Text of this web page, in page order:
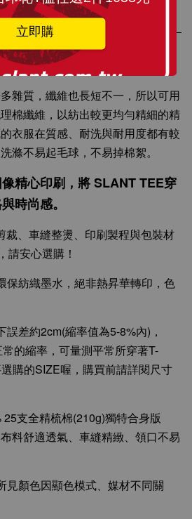
立即購
短袖T恤 百搭T恤 潮牌品質
亞洲版型 經典合身12色可選
- +
棉T
雜質，纖維也長短不一，所以可用
棉纖維，以紡出較更均勻精細的精
衣服在質感、耐洗與耐用度都有較
滌不易起毛球，不易掉棉絮。
精心印刷，將 SLANT TEE穿
時尚感。
裁、車縫整燙、印刷製程與包裝材
請安心選購！
保紡織墨水，絕非熱昇華轉印，色
差約2cm(縮率值為5-8%內)，
的縮率，可量測平常所穿著T-
購的SIZE喔，購買前請詳閱尺寸
支全精梳棉(210g)獨特合身版
料舒適透氣、車縫精緻、領口不易
見顏色因顯色模式、媒材不同關